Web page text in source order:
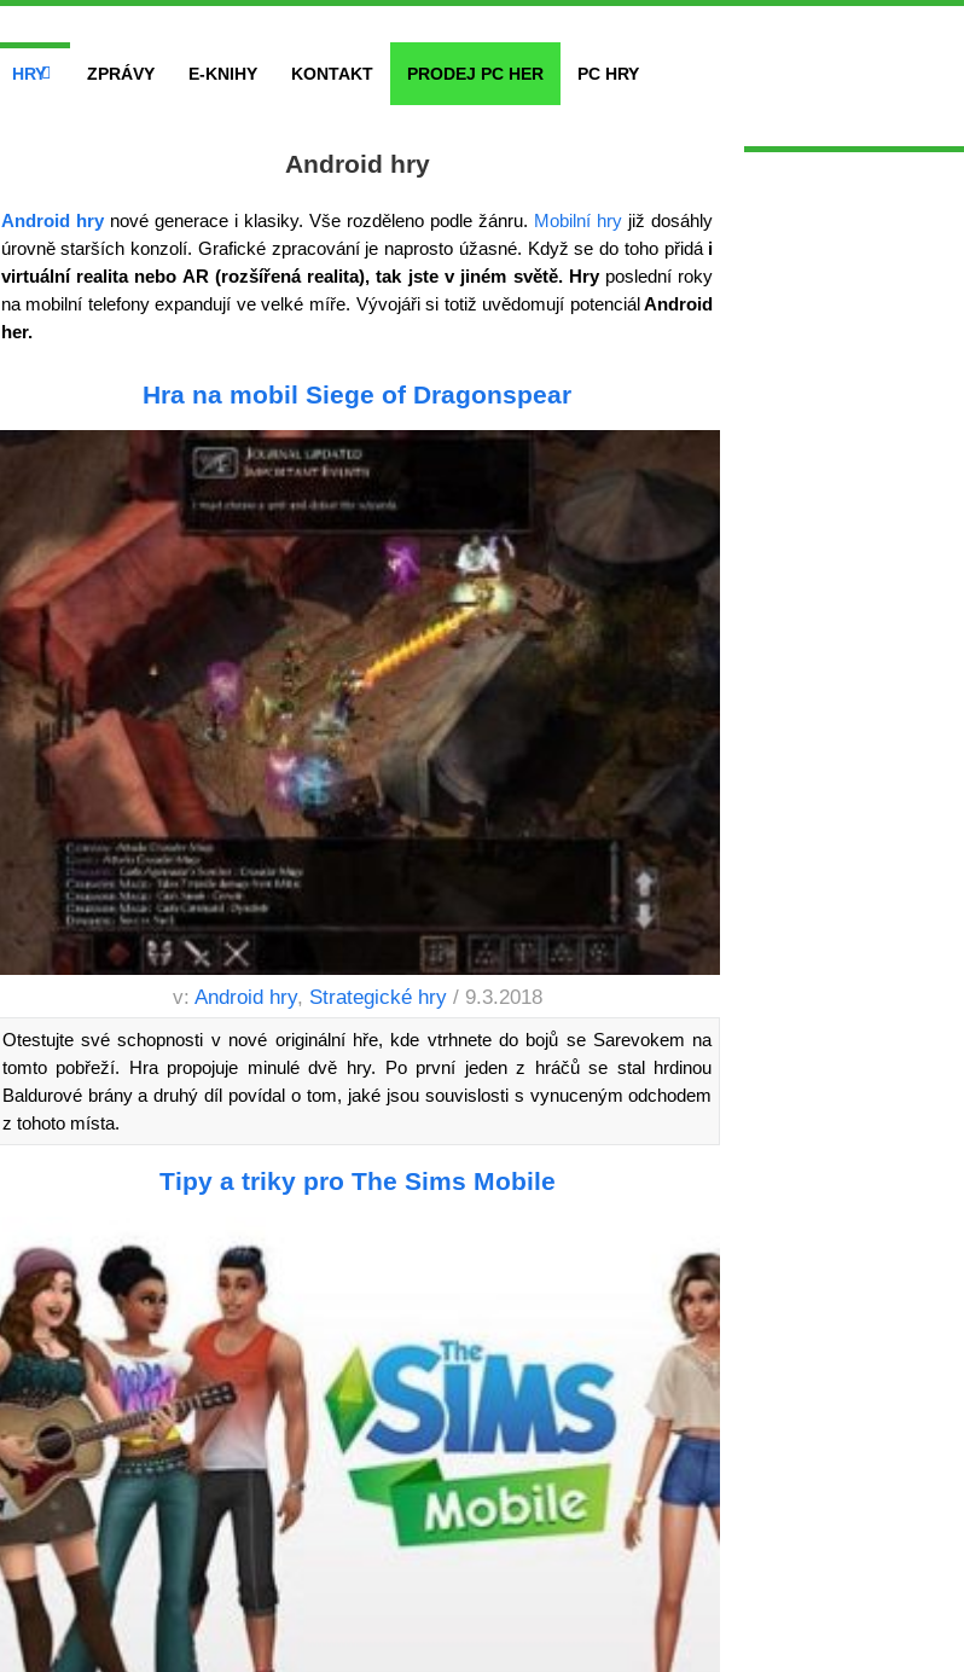
HRY ZPRÁVY E-KNIHY KONTAKT PRODEJ PC HER PC HRY
Android hry
Android hrynové generace i klasiky. Vše rozděleno podle žánru. Mobilní hry již dosáhly
úrovně starších konzolí. Grafické zpracování je naprosto úžasné. Když se do toho přidái
virtuální realita nebo AR (rozšířená realita), tak jste v jiném světě. Hryposlední roky
na mobilní telefony expandují ve velké míře. Vývojáři si totiž uvědomují potenciálAndroid
her.
Hra na mobil Siege of Dragonspear
v: Android hry, Strategické hry / 9.3.2018
Otestujte své schopnosti v nové originální hře, kde vtrhnete do bojů se Sarevokem na
tomto pobřeží. Hra propojuje minulé dvě hry. Po první jeden z hráčů se stal hrdinou
Baldurové brány a druhý díl povídal o tom, jaké jsou souvislosti s vynuceným odchodem
z tohoto místa.
Tipy a triky pro The Sims Mobile